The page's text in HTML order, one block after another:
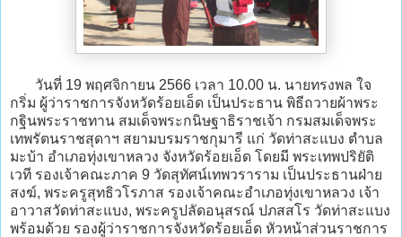
วันที่ 19 พฤศจิกายน 2566 เวลา 10.00 น. นายทรงพล ใจ
กริ่ม ผู้ว่าราชการจังหวัดร้อยเอ็ด เป็นประธาน พิธีถวายผ้าพระ
กฐินพระราชทาน สมเด็จพระกนิษฐาธิราชเจ้า กรมสมเด็จพระ
เทพรัตนราชสุดาฯ สยามบรมราชกุมารี แก่ วัดท่าสะแบง ตำบล
มะบ้า อำเภอทุ่งเขาหลวง จังหวัดร้อยเอ็ด โดยมี พระเทพปริยัติ
เวที รองเจ้าคณะภาค 9 วัดสุทัศน์เทพวราราม เป็นประธานฝ่าย
สงฆ์, พระครูสุทธิวโรภาส รองเจ้าคณะอำเภอทุ่งเขาหลวง เจ้า
อาวาสวัดท่าสะแบง, พระครูปลัดอนุสรณ์ ปภสสโร วัดท่าสะแบง
พร้อมด้วย รองผู้ว่าราชการจังหวัดร้อยเอ็ด หัวหน้าส่วนราชการ